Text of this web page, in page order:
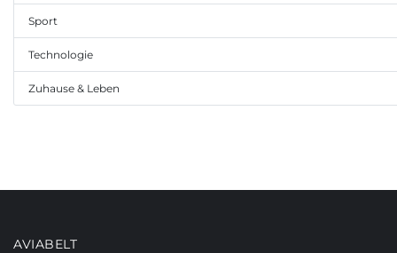
Sport
Technologie
Zuhause & Leben
AVIABELT